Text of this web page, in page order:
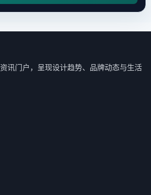
讯门户，呈现设计趋势、品牌动态与生活